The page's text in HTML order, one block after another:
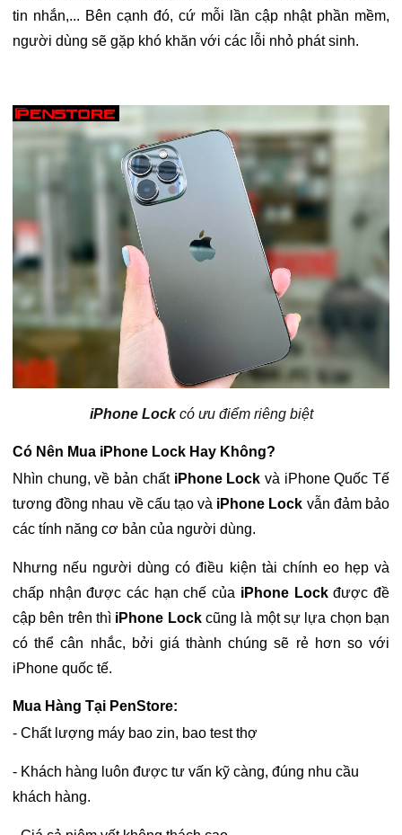
tin nhắn,... Bên cạnh đó, cứ mỗi lần cập nhật phần mềm,
người dùng sẽ gặp khó khăn với các lỗi nhỏ phát sinh.
iPhone Lockcó ưu điểm riêng biệt
Có Nên Mua iPhone Lock Hay Không?
Nhìn chung, về bản chất iPhone Lock và iPhone Quốc Tế
tương đồng nhau về cấu tạo và iPhone Lock vẫn đảm bảo
các tính năng cơ bản của người dùng.
Nhưng nếu người dùng có điều kiện tài chính eo hẹp và
chấp nhận được các hạn chế của iPhone Lockđược đề
cập bên trên thì iPhone Lockcũng là một sự lựa chọn bạn
có thể cân nhắc, bởi giá thành chúng sẽ rẻ hơn so với
iPhone quốc tế.
Mua Hàng Tại PenStore:
- Chất lượng máy bao zin, bao test thợ
- Khách hàng luôn được tư vấn kỹ càng, đúng nhu cầu
khách hàng.